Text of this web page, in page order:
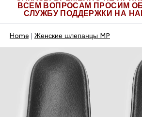
ВСЕМ ВОПРОСАМ ПРОСИМ
СЛУЖБУ ПОДДЕРЖКИ НА
Home Женские шлепанцы MP